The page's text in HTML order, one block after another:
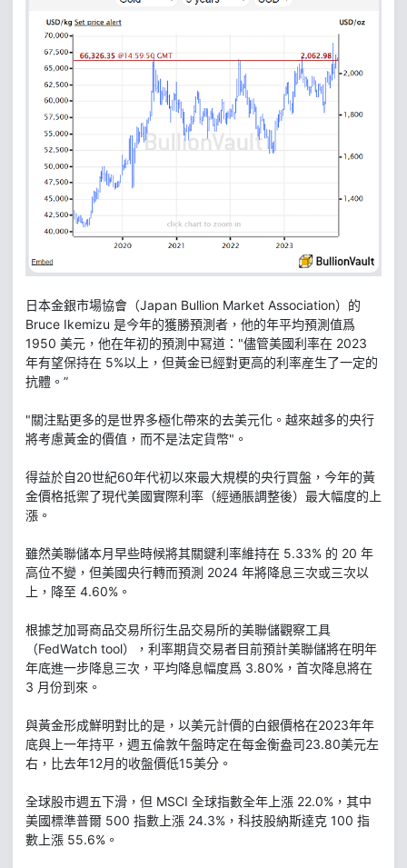
日本金銀市場協會（Japan Bullion Market Association）的
Bruce Ikemizu 是今年的獲勝預測者，他的年平均預測值爲
1950 美元，他在年初的預測中冩道："儘管美國利率在 2023
年有望保持在 5%以上，但黃金已經對更高的利率産生了一定的
抗體。”
"關注點更多的是世界多極化帶來的去美元化。越來越多的央行
將考慮黃金的價值，而不是法定貨幣"。
得益於自20世紀60年代初以來最大規模的央行買盤，今年的黃
金價格抵禦了現代美國實際利率（經通脹調整後）最大幅度的上
漲。
雖然美聯儲本月早些時候將其關鍵利率維持在 5.33% 的 20 年
高位不變，但美國央行轉而預測 2024 年將降息三次或三次以
上，降至 4.60%。
根據芝加哥商品交易所衍生品交易所的美聯儲觀察工具
（FedWatch tool），利率期貨交易者目前預計美聯儲將在明年
年底進一步降息三次，平均降息幅度爲 3.80%，首次降息將在
3 月份到來。
與黃金形成鮮明對比的是，以美元計價的白銀價格在2023年年
底與上一年持平，週五倫敦午盤時定在每金衡盎司23.80美元左
右，比去年12月的收盤價低15美分。
全球股市週五下滑，但 MSCI 全球指數全年上漲 22.0%，其中
美國標準普爾 500 指數上漲 24.3%，科技股納斯達克 100 指
數上漲 55.6%。